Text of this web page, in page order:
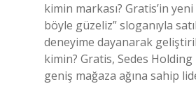
kimin markası? Gratis’in
böyle güzeliz” sloganıyla
deneyime dayanarak
kimin? Gratis, Sedes
geniş mağaza ağına sahip